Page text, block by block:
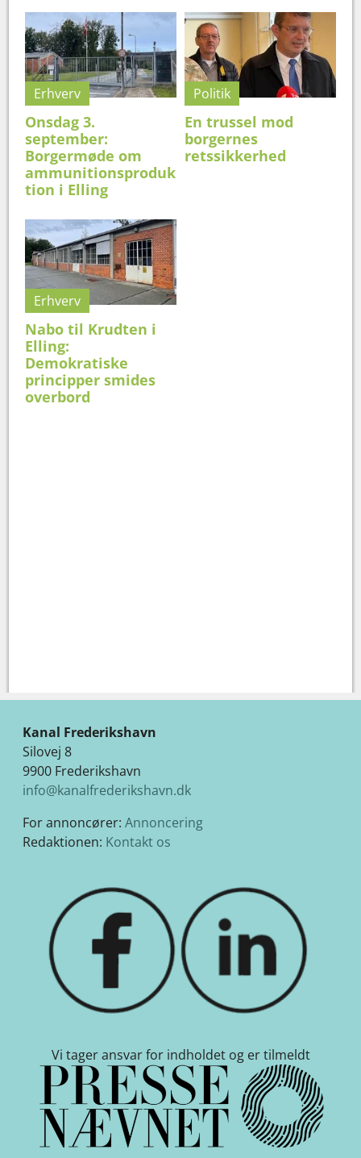
Erhverv
Onsdag 3.
september:
Borgermøde om
ammunitionsproduk
tion i Elling
Politik
En trussel mod
borgernes
retssikkerhed
Erhverv
Nabo til Krudten i
Elling:
Demokratiske
principper smides
overbord
Kanal Frederikshavn
Silovej 8
9900 Frederikshavn
info@kanalfrederikshavn.dk
For annoncører: Annoncering
Redaktionen: Kontakt os
Vi tager ansvar for indholdet og er tilmeldt